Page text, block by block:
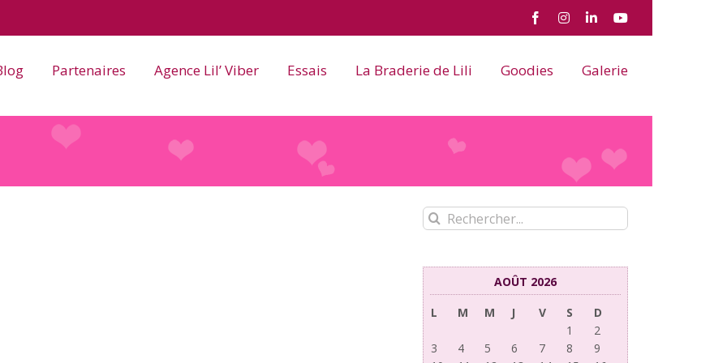
FacebookInstagram
LinkedInYouTube
Partenaires Agence Lil’ Viber Essais La Braderie de Lili Goodies Galerie
Rechercher:
AOÛT 2026
L
M M J V S
D
1
2
3
4 5 6 7 8
9